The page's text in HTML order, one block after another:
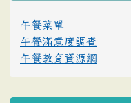
午餐菜單
午餐滿意度調查
午餐教育資源網